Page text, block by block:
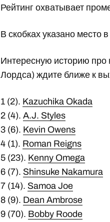
Рейтинг охватывает
В скобках указано место в
Интересную историю про
Лордса) ждите ближе к
1 (2). Kazuchika Okada
2 (4).A.J. Styles
3 (6). Kevin Owens
4 (1). Roman Reigns
5 (23). Kenny Omega
6 (7). Shinsuke Nakamura
7 (14). Samoa Joe
8 (9). Dean Ambrose
9 (70). Bobby Roode